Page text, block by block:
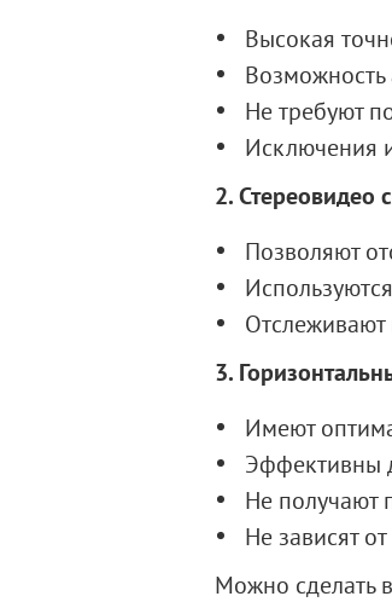
Высокая
Возможность
Не требуют
Исключения
2. Стереовидео
Позволяют
3.
Имеют
Эффективны
Не получают
Не зависят
Можно сделать